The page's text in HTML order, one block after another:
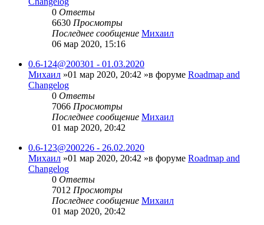
0 Ответы
6630 Просмотры
Последнее сообщение Михаил
06 мар 2020, 15:16
0.6-124@200301 - 01.03.2020
Михаил »01 мар 2020, 20:42 »в форуме Roadmap and
Changelog
0 Ответы
7066 Просмотры
Последнее сообщение Михаил
01 мар 2020, 20:42
0.6-123@200226 - 26.02.2020
Михаил »01 мар 2020, 20:42 »в форуме Roadmap and
Changelog
0 Ответы
7012 Просмотры
Последнее сообщение Михаил
01 мар 2020, 20:42